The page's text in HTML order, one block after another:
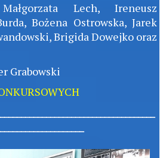
Lech, Ireneusz
Bożena Ostrowska, Jarek
Brigida Dowejko oraz
Grabowski